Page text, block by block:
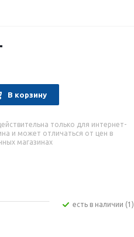
В корзину
только для интернет-
и может отличаться от цен в
магазинах
Есть в наличии (1)